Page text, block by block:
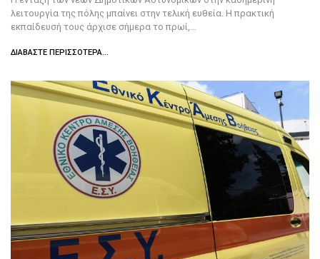
λειτουργία της πόλης μπαίνει στην τελική ευθεία. Η πρακτική
εκπαίδευσή τους άρχισε σήμερα το πρωί,…
ΔΙΑΒΆΣΤΕ ΠΕΡΙΣΣΌΤΕΡΑ...